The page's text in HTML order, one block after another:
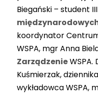
Biegański – student
koordynator
WSPA, mgr Anna
Zarządzenie
Kuśmierzak,
wykładowca WSPA,